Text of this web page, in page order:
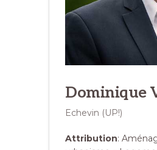
Dominique
Echevin (UP!)
Attribution: